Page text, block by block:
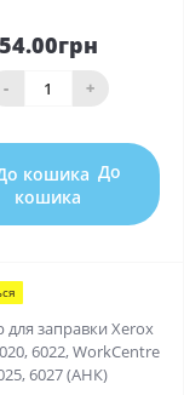
54.00грн
- +
До
кошика